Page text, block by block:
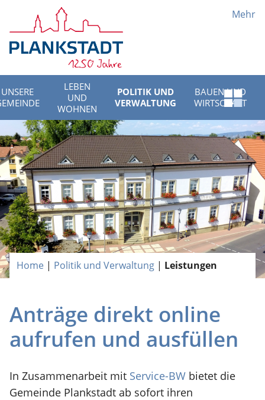
Mehr
UNSERE
LEBEN
UND
WOHNEN
POLITIK UND
VERWALTUNG
BAUEN UND
WIRTSCHAFT
Menü
öffnen
Home | Politik und Verwaltung | Leistungen
Anträge direkt online
aufrufen und ausfüllen
In Zusammenarbeit mit Service-BW bietet die
Gemeinde Plankstadt ab sofort ihren